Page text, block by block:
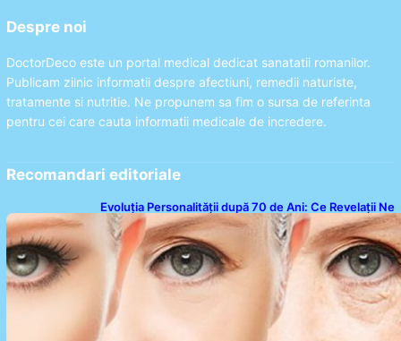
Despre noi
DoctorDeco este un portal medical dedicat sanatatii romanilor.
Publicam zilnic informatii despre afectiuni, remedii naturiste,
tratamente si nutritie. Ne propunem sa fim o sursa de referinta
pentru cei care cauta informatii medicale de incredere.
Recomandari editoriale
Evoluția Personalității după 70 de Ani: Ce Revelații Ne
Oferă Studiile Psihologice